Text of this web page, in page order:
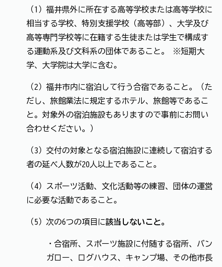
（1）福井県外に所在する高等学校または高等学校に
相当する学校、特別支援学校（高等部）、大学及び
高等専門学校等に在籍する生徒または学生で構成す
る運動系及び文科系の団体であること。 ※短期大
学、大学院は大学に含む。
（2）福井市内に宿泊して行う合宿であること。（た
だし、旅館業法に規定するホテル、旅館等であるこ
と。対象外の宿泊施設もありますので事前にお問い
合わせください。）
（3）交付の対象となる宿泊施設に連続して宿泊する
者の延べ人数が20人以上であること。
（4）スポーツ活動、文化活動等の練習、団体の運営
に必要な活動であること。
（5）次の6つの項目に該当しないこと。
・合宿所、スポーツ施設に付随する宿所、バン
ガロー、ログハウス、キャンプ場、その他市長